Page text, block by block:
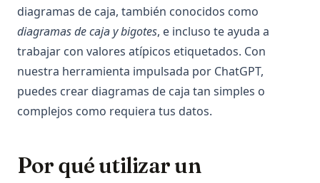
diagramas de caja, también conocidos como
diagramas de caja y bigotes, e incluso te ayuda a
trabajar con valores atípicos etiquetados. Con
nuestra herramienta impulsada por ChatGPT,
puedes crear diagramas de caja tan simples o
complejos como requiera tus datos.
Por qué utilizar un